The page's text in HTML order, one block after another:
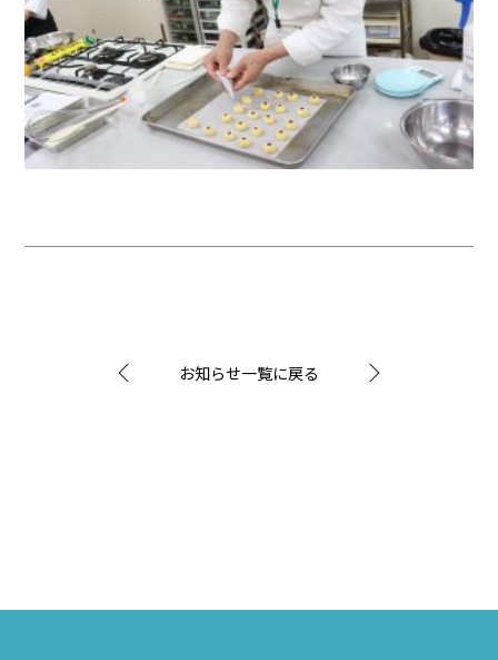
お知らせ一覧に戻る